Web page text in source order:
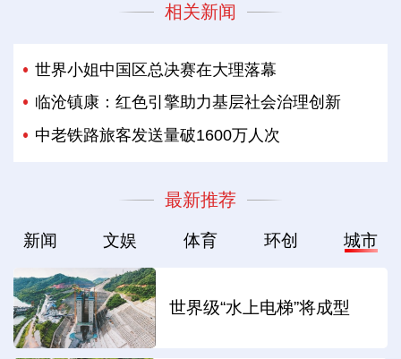
相关新闻
世界小姐中国区总决赛在大理落幕
临沧镇康：红色引擎助力基层社会治理创新
中老铁路旅客发送量破1600万人次
最新推荐
新闻 文娱 体育 环创 城市
世界级“水上电梯”将成型